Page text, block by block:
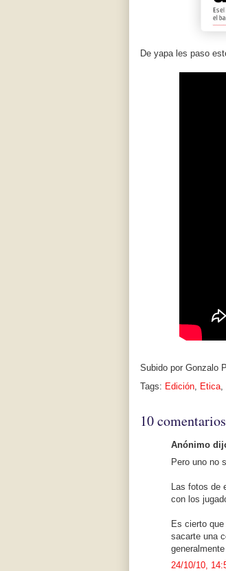
De yapa les paso
Subido por Gonzalo
Tags: Edición, Etica,
10
Anónimo
Pero uno no
Las fotos de
con los
Es cierto
sacarte una
24/10/10,